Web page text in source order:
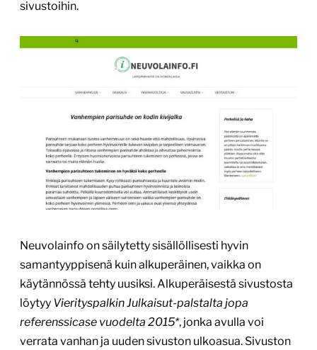
sivustoihin.
Neuvolainfo on säilytetty sisällöllisesti hyvin
samantyyppisenä kuin alkuperäinen, vaikka on
käytännössä tehty uusiksi. Alkuperäisestä sivustosta
löytyy Vierityspalkin Julkaisut-palstalta jopa
referenssicase vuodelta 2015*, jonka avulla voi
verrata vanhan ja uuden sivuston ulkoasua. Sivuston